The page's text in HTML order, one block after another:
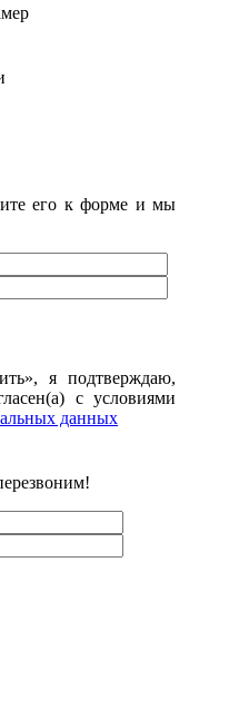
его к форме и мы
я подтверждаю,
с условиями
данных